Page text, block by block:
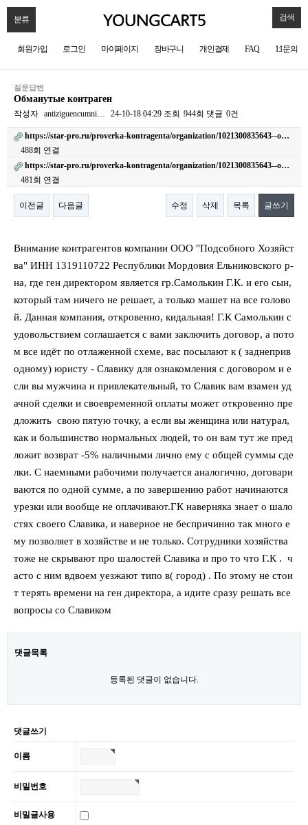
분류 검색
회원가입 로그인 마이페이지 장바구니 개인결제 FAQ 1:1문의
질문답변
Обманутые контраген
작성자 antiziguencumni… 24-10-18 04:29 조회 944회 댓글 0건
https://star-pro.ru/proverka-kontragenta/organization/1021300835643--o…
488회 연결
https://star-pro.ru/proverka-kontragenta/organization/1021300835643--o…
481회 연결
이전글 다음글 수정 삭제 목록 글쓰기
Внимание контрагентов компании ООО "Подсобного Хозяйст
ва" ИНН 1319110722 Республики Мордовия Ельниковского р-
на, где ген директором является гр.Самолькин Г.К. и его сын,
который там ничего не решает, а только машет на все голово
й. Данная компания, откровенно, кидальная! Г.К Самолькин с
удовольствием соглашается с вами заключить договор, а пото
м все идёт по отлаженной схеме, вас посылают к ( заднеприв
одному) юристу - Славику для ознакомления с договором и е
сли вы мужчина и привлекательный, то Славик вам взамен уд
ачной сделки и своевременной оплаты может откровенно пре
дложить свою пятую точку, а если вы женщина или натурал,
как и большинство нормальных людей, то он вам тут же пред
ложит возврат -5% наличными лично ему с общей суммы сде
лки. С наемными рабочими получается аналогично, договари
ваются по одной сумме, а по завершению работ начинаются
урезки или вообще не оплачивают.ГК наверняка знает о шало
стях своего Славика, и наверное не беспричинно так много е
му позволяет в хозяйстве и не только. Сотрудники хозяйства
тоже не скрывают про шалостей Славика и про то что Г.К . ч
асто с ним вдвоем уезжают типо в( город) . По этому не стои
т терять времени на ген директора, а идите сразу решать все
вопросы со Славиком
댓글목록
등록된 댓글이 없습니다.
댓글쓰기
이름
비밀번호
비밀글사용